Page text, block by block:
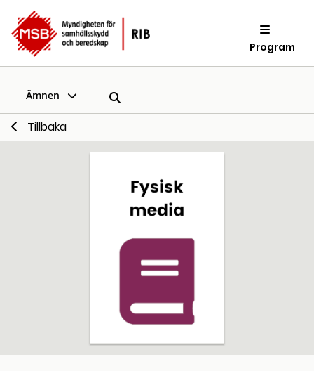
Program
Ämnen
Tillbaka